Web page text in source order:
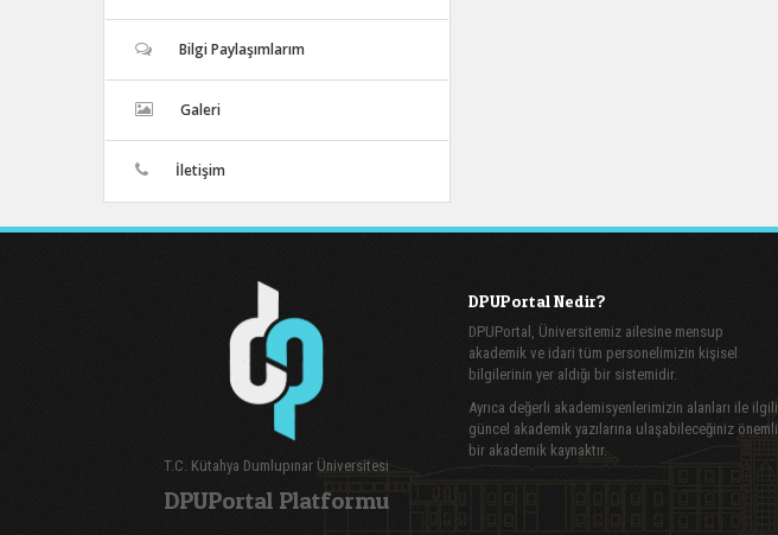
Bilgi Paylaşımlarım
Galeri
İletişim
T.C. Kütahya Dumlupınar Üniversitesi
DPUPortal Platformu
DPUPortal Nedir?
DPUPortal, Üniversitemiz ailesine mensup
akademik ve idari tüm personelimizin kişisel
bilgilerinin yer aldığı bir sistemidir.
Ayrıca değerli akademisyenlerimizin alanları ile ilgili
güncel akademik yazılarına ulaşabileceğiniz önemli
bir akademik kaynaktır.